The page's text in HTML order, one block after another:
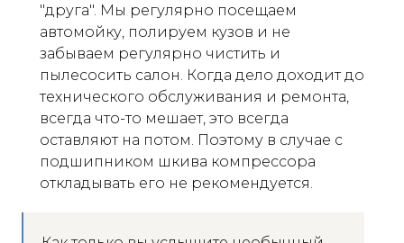
"друга". Мы регулярно посещаем
автомойку, полируем кузов и не
забываем регулярно чистить и
пылесосить салон. Когда дело доходит до
технического обслуживания и ремонта,
всегда что-то мешает, это всегда
оставляют на потом. Поэтому в случае с
подшипником шкива компрессора
откладывать его не рекомендуется.